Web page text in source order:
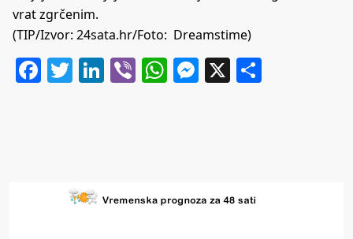
vrat zgrčenim.
(TIP/Izvor: 24sata.hr/Foto: Dreamstime)
Facebook
Twitter
LinkedIn
ViberWhatsApp
Messenger
X